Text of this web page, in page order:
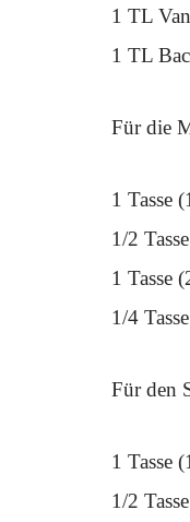
1 TL
1 TL
Für die
1 Tasse
1/2
1 Tasse
1/4
Für den
1 Tasse
1/2